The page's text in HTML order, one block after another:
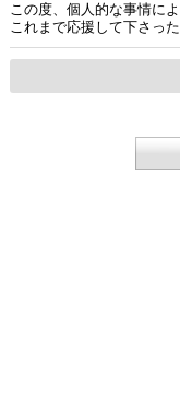
この度、個人的な事情に
これまで応援して下さっ